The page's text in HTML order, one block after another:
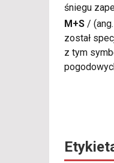
śniegu
M+S /
został
z tym